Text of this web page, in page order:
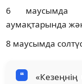
6 маусымда
аумақтарында
8 маусымда